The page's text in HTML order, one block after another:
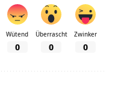
Wütend
0
Überrascht
0
Zwinker
0